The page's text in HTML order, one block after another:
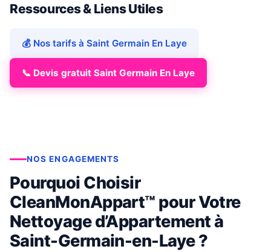
Ressources & Liens Utiles
💰 Nos tarifs à Saint Germain En Laye
📞 Devis gratuit Saint Germain En Laye
NOS ENGAGEMENTS
Pourquoi Choisir
CleanMonAppart™ pour Votre
Nettoyage d’Appartement à
Saint-Germain-en-Laye ?